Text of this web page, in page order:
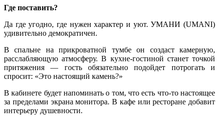
Где поставить?
Да где угодно, где нужен характер и уют. УМАНИ (UMANI)
удивительно демократичен.
В спальне на прикроватной тумбе он создаст камерную,
расслабляющую атмосферу. В кухне-гостиной станет точкой
притяжения — гость обязательно подойдет потрогать и
спросит: «Это настоящий камень?»
В кабинете будет напоминать о том, что есть что-то настоящее
за пределами экрана монитора. В кафе или ресторане добавит
интерьеру душевности.